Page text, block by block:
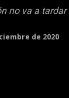
no va a tardar
de 2020